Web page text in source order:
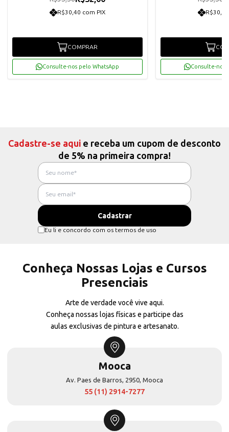
R$30,40 com PIX
COMPRAR
Consulte-nos pelo WhatsApp Consulte-nos
Cadastre-se aqui e receba um cupom de desconto
de 5% na primeira compra!
Eu li e concordo com os termos de uso
Conheça Nossas Lojas e Cursos
Presenciais
Arte de verdade você vive aqui.
Conheça nossas lojas físicas e participe das
aulas exclusivas de pintura e artesanato.
Mooca
Av. Paes de Barros, 2950, Mooca
55 (11) 2914-7277